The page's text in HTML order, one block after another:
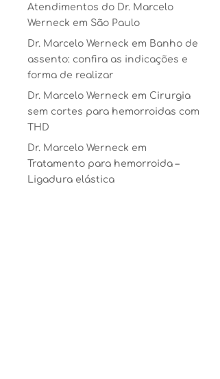
Atendimentos do Dr. Marcelo
Werneck em São Paulo
Dr. Marcelo Werneck em Banho de
assento: confira as indicações e
forma de realizar
Dr. Marcelo Werneck em Cirurgia
sem cortes para hemorroidas com
THD
Dr. Marcelo Werneck em
Tratamento para hemorroida –
Ligadura elástica